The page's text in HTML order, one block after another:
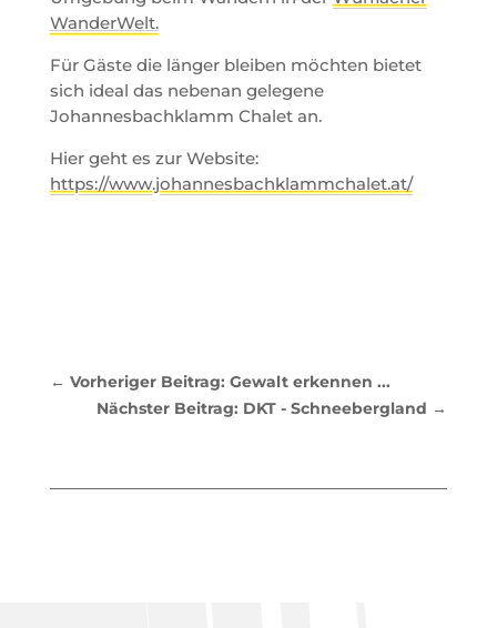
WanderWelt.
Für Gäste die länger bleiben möchten bietet
sich ideal das nebenan gelegene
Johannesbachklamm Chalet an.
Hier geht es zur Website:
https://www.johannesbachklammchalet.at/
← Vorheriger Beitrag: Gewalt erkennen ...
Nächster Beitrag: DKT - Schneebergland →